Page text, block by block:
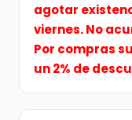
agotar
viernes. No
Por compras
un 2% de